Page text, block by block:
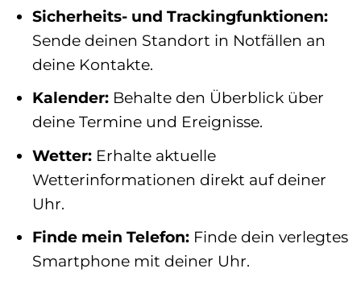
Sicherheits- und Trackingfunktionen:
Sende deinen Standort in Notfällen an
deine Kontakte.
Kalender:Behalte den Überblick über
deine Termine und Ereignisse.
Wetter:Erhalte aktuelle
Wetterinformationen direkt auf deiner
Uhr.
Finde mein Telefon:Finde dein verlegtes
Smartphone mit deiner Uhr.